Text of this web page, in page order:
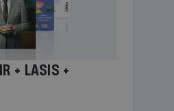
+ LASIS +